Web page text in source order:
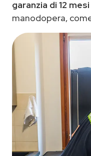
garanzia di 12 mesi
manodopera,